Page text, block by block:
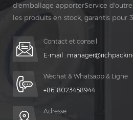
d'emballage apporterService
les produits en stock, garantis pour
Contact et conseil
E-mail :
Wechat & Whatsapp & Ligne
+8618023458944
Adresse